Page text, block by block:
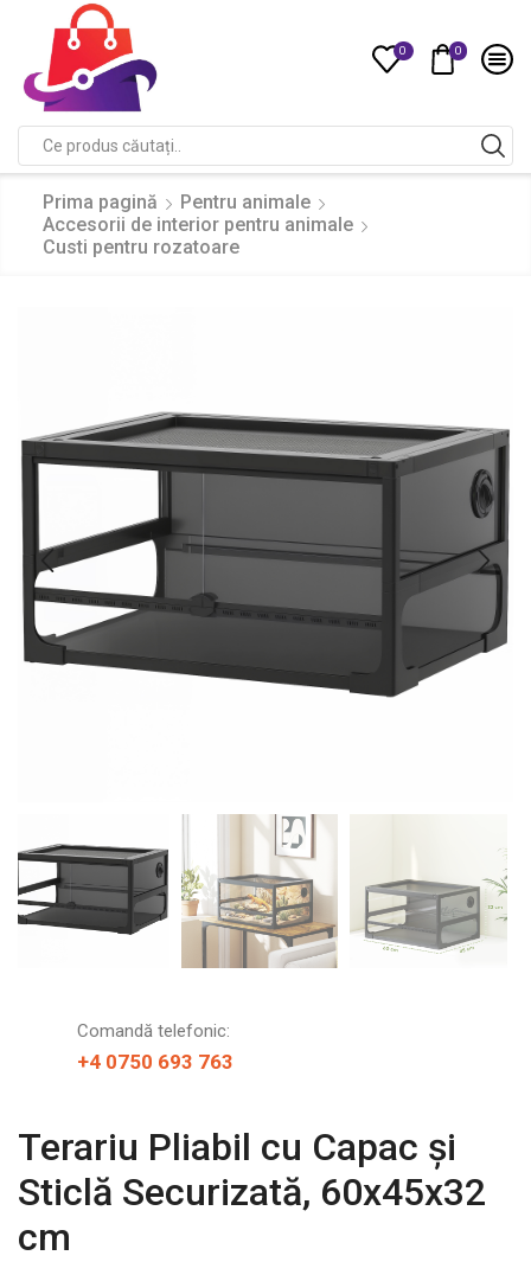
0 0
input
Prima pagină
Pentru animale
Accesorii de interior pentru animale
Custi pentru rozatoare
Comandă telefonic:
+4 0750 693 763
Terariu Pliabil cu Capac și
Sticlă Securizată, 60x45x32
cm